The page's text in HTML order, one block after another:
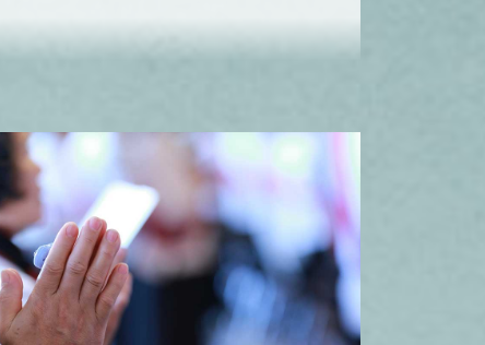
陀羅尼！破除障礙闔家行菩蕯道無